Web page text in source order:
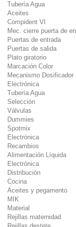
Tubería Agua
Aceites
Compident VI
Mec. cierre puerta de
Puertas de entrada
Puertas de salida
Plato giratorio
Marcación Color
Mecanismo Dosificador
Electrónica
Tubería Agua
Selección
Válvulas
Dummies
Spotmix
Electrónica
Recambios
Alimentación Líquida
Electrónica
Distribución
Cocina
Aceites y pegamento
MIK
Material
Rejillas maternidad